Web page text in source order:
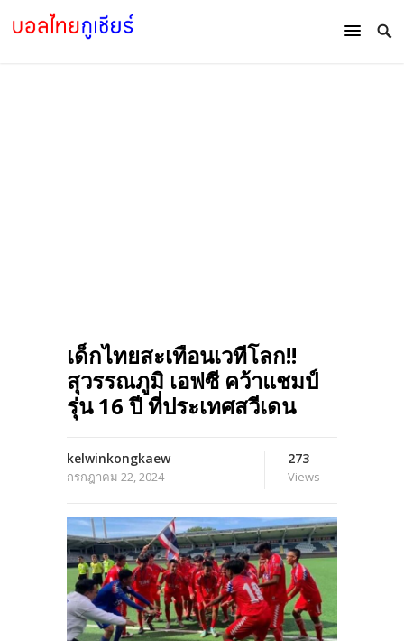
เด็กไทยสะเทือนเวทีโลก!!
สุวรรณภูมิ เอฟซี คว้าแชมป์
รุ่น 16 ปี ที่ประเทศสวีเดน
kelwinkongkaew
กรกฎาคม 22, 2024
273
Views